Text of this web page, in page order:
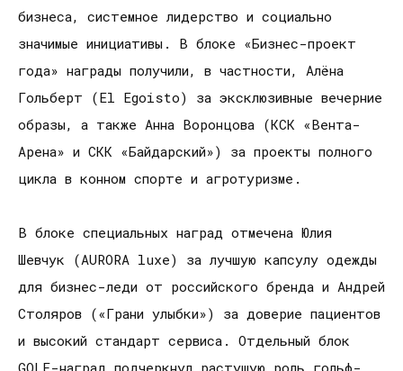
бизнеса, системное лидерство и социально
значимые инициативы. В блоке «Бизнес-проект
года» награды получили, в частности, Алёна
Гольберт (El Egoisto) за эксклюзивные вечерние
образы, а также Анна Воронцова (КСК «Вента-
Арена» и СКК «Байдарский») за проекты полного
цикла в конном спорте и агротуризме.
В блоке специальных наград отмечена Юлия
Шевчук (AURORA luxe) за лучшую капсулу одежды
для бизнес-леди от российского бренда и Андрей
Столяров («Грани улыбки») за доверие пациентов
и высокий стандарт сервиса. Отдельный блок